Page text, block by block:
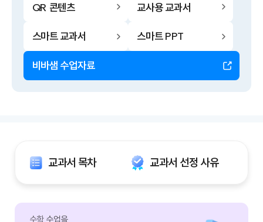
QR 콘텐츠 교사용 교과서
스마트 교과서 스마트 PPT
비바샘 수업자료
교과서 목차 교과서 선정 사유
수학 수업을